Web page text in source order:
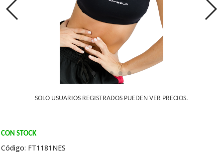
SOLO USUARIOS REGISTRADOS PUEDEN VER PRECIOS.
CON STOCK
Código: FT1181NES